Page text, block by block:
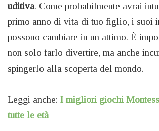
uditiva. Come probabilmente avrai
primo anno di vita di tuo figlio, i suoi
possono cambiare in un attimo. È
non solo farlo divertire, ma anche
spingerlo alla scoperta del mondo.
Leggi anche: I migliori giochi
tutte le età